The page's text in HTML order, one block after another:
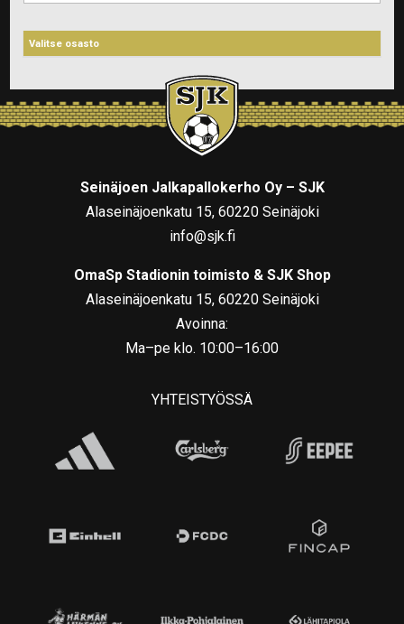
Seinäjoen Jalkapallokerho Oy – SJK
Alaseinäjoenkatu 15, 60220 Seinäjoki
info@sjk.fi
OmaSp Stadionin toimisto & SJK Shop
Alaseinäjoenkatu 15, 60220 Seinäjoki
Avoinna:
Ma–pe klo. 10:00–16:00
YHTEISTYÖSSÄ